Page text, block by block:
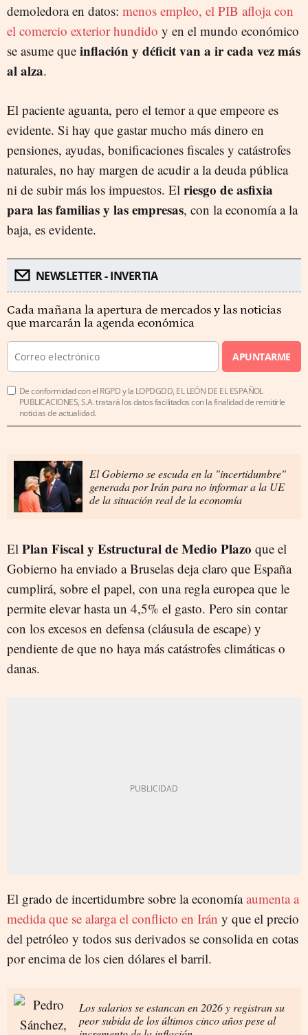
demoledora en datos: menos empleo, el PIB afloja con
el comercio exterior hundido y en el mundo económico
se asume que inflación y déficit van a ir cada vez más
al alza.
El paciente aguanta, pero el temor a que empeore es
evidente. Si hay que gastar mucho más dinero en
pensiones, ayudas, bonificaciones fiscales y catástrofes
naturales, no hay margen de acudir a la deuda pública
ni de subir más los impuestos. El riesgo de asfixia
para las familias y las empresas, con la economía a la
baja, es evidente.
NEWSLETTER - INVERTIA
Cada mañana la apertura de mercados y las noticias
que marcarán la agenda económica
APUNTARME
De conformidad con el RGPD y la LOPDGDD, EL LEÓN DE EL ESPAÑOL
PUBLICACIONES, S.A. tratará los datos facilitados con la finalidad de remitirle
noticias de actualidad.
El Gobierno se escuda en la "incertidumbre"
generada por Irán para no informar a la UE
de la situación real de la economía
El Plan Fiscal y Estructural de Medio Plazo que el
Gobierno ha enviado a Bruselas deja claro que España
cumplirá, sobre el papel, con una regla europea que le
permite elevar hasta un 4,5% el gasto. Pero sin contar
con los excesos en defensa (cláusula de escape) y
pendiente de que no haya más catástrofes climáticas o
danas.
El grado de incertidumbre sobre la economíaaumenta a
medida que se alarga el conflicto en Irán y que el precio
del petróleo y todos sus derivados se consolida en cotas
por encima de los cien dólares el barril.
Los salarios se estancan en 2026 y registran su
peor subida de los últimos cinco años pese al